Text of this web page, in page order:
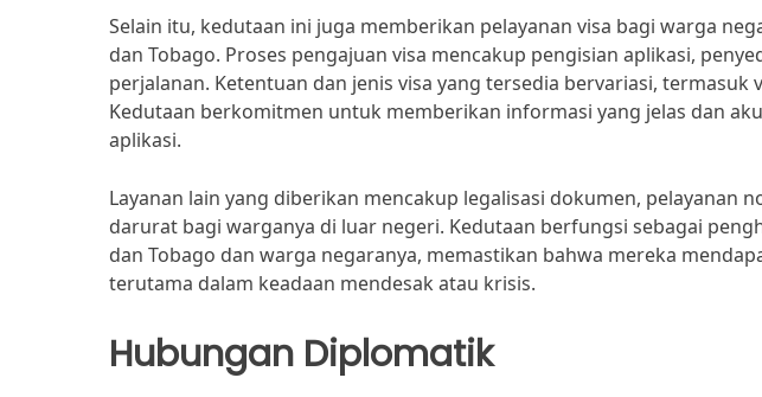
Selain itu, kedutaan ini juga memberikan pelayanan visa bagi warga
dan Tobago. Proses pengajuan visa mencakup pengisian aplikasi,
perjalanan. Ketentuan dan jenis visa yang tersedia bervariasi, termasuk
Kedutaan berkomitmen untuk memberikan informasi yang jelas dan
aplikasi.
Layanan lain yang diberikan mencakup legalisasi dokumen, pelayanan
darurat bagi warganya di luar negeri. Kedutaan berfungsi sebagai
dan Tobago dan warga negaranya, memastikan bahwa mereka
terutama dalam keadaan mendesak atau krisis.
Hubungan Diplomatik